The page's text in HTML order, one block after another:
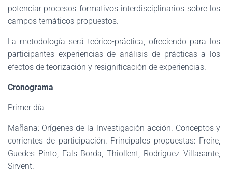
potenciar procesos formativos interdisciplinarios sobre los
campos temáticos propuestos.
La metodología será teórico-práctica, ofreciendo para los
participantes experiencias de análisis de prácticas a los
efectos de teorización y resignificación de experiencias.
Cronograma
Primer día
Mañana: Orígenes de la Investigación acción. Conceptos y
corrientes de participación. Principales propuestas: Freire,
Guedes Pinto, Fals Borda, Thiollent, Rodriguez Villasante,
Sirvent.